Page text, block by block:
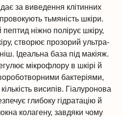
за виведення клітинних
провокують тьмяність шкіри.
пептид ніжно полірує шкіру,
створює прозорий ультра-
Ідеальна база під макіяж.
мікрофлору в шкірі й
бактеріями,
висипів. Гіалуронова
глибоку гідратацію й
колагену, завдяки чому